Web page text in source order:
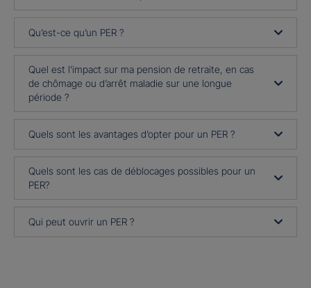
Qu’est-ce qu’un PER ?
Quel est l’impact sur ma pension de retraite, en cas
de chômage ou d’arrêt maladie sur une longue
période ?
Quels sont les avantages d’opter pour un PER ?
Quels sont les cas de déblocages possibles pour un
PER?
Qui peut ouvrir un PER ?